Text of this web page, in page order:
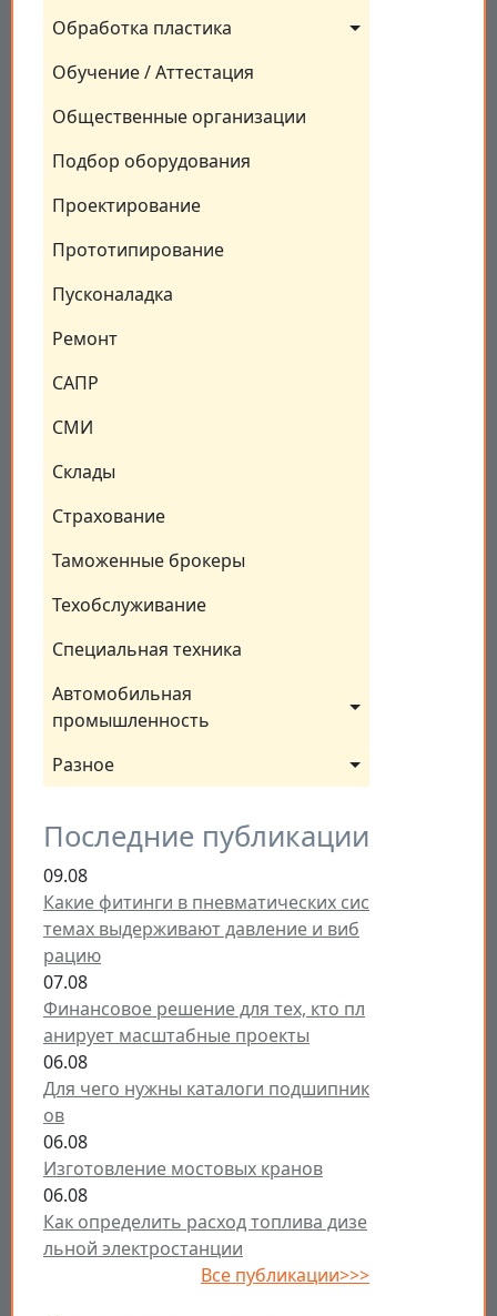
Обработка пластика
Обучение / Аттестация
Общественные организации
Подбор оборудования
Проектирование
Прототипирование
Пусконаладка
Ремонт
САПР
СМИ
Склады
Страхование
Таможенные брокеры
Техобслуживание
Специальная техника
Автомобильная
промышленность
Разное
Последние публикации
09.08
Какие фитинги в пневматических сис
темах выдерживают давление и виб
рацию
07.08
Финансовое решение для тех, кто пл
анирует масштабные проекты
06.08
Для чего нужны каталоги подшипник
ов
06.08
Изготовление мостовых кранов
06.08
Как определить расход топлива дизе
льной электростанции
Все публикации>>>